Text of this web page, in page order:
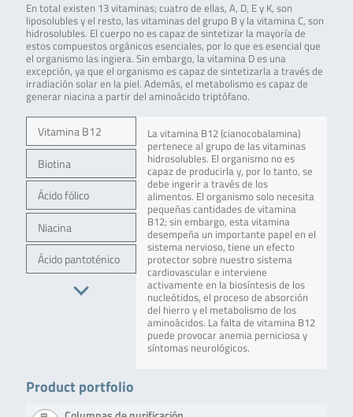
En total existen 13 vitaminas; cuatro de ellas, A, D, E y K, son
liposolubles y el resto, las vitaminas del grupo B y la vitamina C, son
hidrosolubles. El cuerpo no es capaz de sintetizar la mayoría de
estos compuestos orgánicos esenciales, por lo que es esencial que
el organismo las ingiera. Sin embargo, la vitamina D es una
excepción, ya que el organismo es capaz de sintetizarla a través de
irradiación solar en la piel. Además, el metabolismo es capaz de
generar niacina a partir del aminoácido triptófano.
Vitamina B12
Biotina
Ácido fólico
Niacina
Ácido pantoténico
La vitamina B12 (cianocobalamina)
pertenece al grupo de las vitaminas
hidrosolubles. El organismo no es
capaz de producirla y, por lo tanto, se
debe ingerir a través de los
alimentos. El organismo solo necesita
pequeñas cantidades de vitamina
B12; sin embargo, esta vitamina
desempeña un importante papel en el
sistema nervioso, tiene un efecto
protector sobre nuestro sistema
cardiovascular e interviene
activamente en la biosíntesis de los
nucleótidos, el proceso de absorción
del hierro y el metabolismo de los
aminoácidos. La falta de vitamina B12
puede provocar anemia perniciosa y
síntomas neurológicos.
Product portfolio